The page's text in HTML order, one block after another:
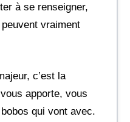
à se renseigner,
vraiment
c’est la
apporte, vous
qui vont avec.